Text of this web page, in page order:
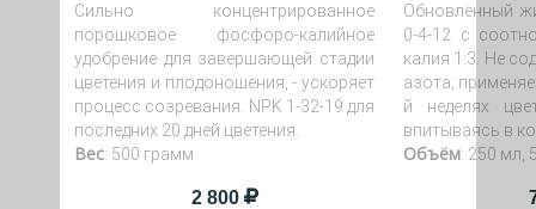
Сильно концентрированное
порошковое фосфоро-калийное
удобрение для завершающей стадии
цветения и плодоношения, - ускоряет
процесс созревания. NPK 1-32-19 для
последних 20 дней цветения.
Вес: 500 грамм
2 800
Обновлённый
0-4-12 с
калия 1:3. Не
азота;
й неделях
впитываясь в
Объём: 250 мл,